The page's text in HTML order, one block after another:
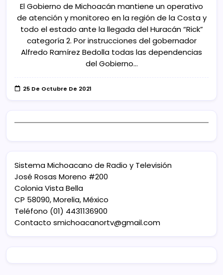
El Gobierno de Michoacán mantiene un operativo
de atención y monitoreo en la región de la Costa y
todo el estado ante la llegada del Huracán “Rick”
categoría 2. Por instrucciones del gobernador
Alfredo Ramírez Bedolla todas las dependencias
del Gobierno…
25 De Octubre De 2021
Sistema Michoacano de Radio y Televisión
José Rosas Moreno #200
Colonia Vista Bella
CP 58090, Morelia, México
Teléfono (01) 4431136900
Contacto smichoacanortv@gmail.com